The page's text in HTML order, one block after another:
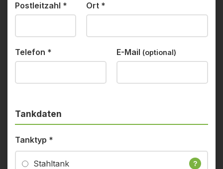
Postleitzahl * Ort *
Telefon * E-Mail (optional)
Tankdaten
Tanktyp *
Stahltank ?